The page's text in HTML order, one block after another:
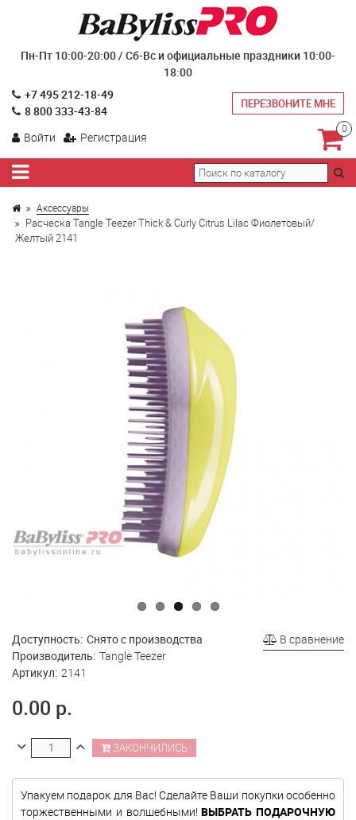
Пн-Пт 10:00-20:00 / Сб-Вс и официальные праздники 10:00-
18:00
+7 495 212-18-49
8 800 333-43-84
ПЕРЕЗВОНИТЕ МНЕ
Войти Регистрация
0
Аксессуары
Расческа Tangle Teezer Thick & Curly Citrus Lilac Фиолетовый/
Желтый 2141
В сравнение
Доступность: Снято с производства
Производитель: Tangle Teezer
Артикул: 2141
0.00 р.
ЗАКОНЧИЛИСЬ
Упакуем подарок для Вас! Сделайте Ваши покупки особенно
торжественными и волшебными!ВЫБРАТЬ ПОДАРОЧНУЮ